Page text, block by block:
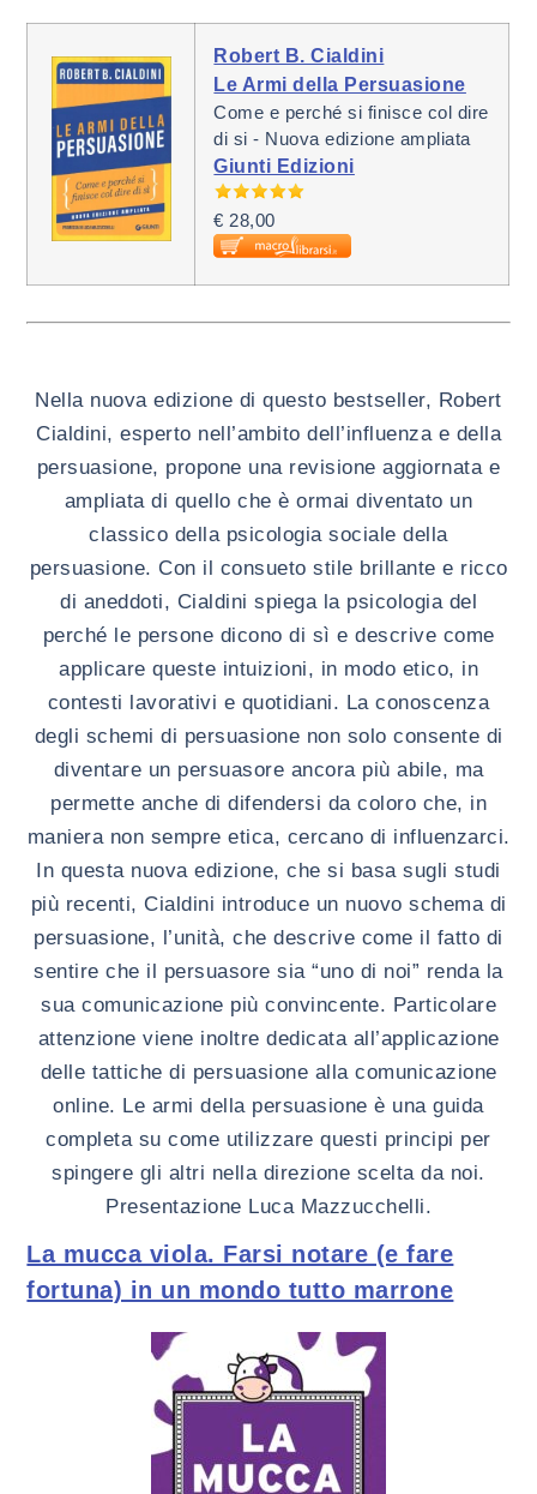
Robert B. Cialdini
Le Armi della Persuasione
Come e perché si finisce col dire
di si - Nuova edizione ampliata
Giunti Edizioni
€ 28,00
Nella nuova edizione di questo bestseller, Robert
Cialdini, esperto nell’ambito dell’influenza e della
persuasione, propone una revisione aggiornata e
ampliata di quello che è ormai diventato un
classico della psicologia sociale della
persuasione. Con il consueto stile brillante e ricco
di aneddoti, Cialdini spiega la psicologia del
perché le persone dicono di sì e descrive come
applicare queste intuizioni, in modo etico, in
contesti lavorativi e quotidiani. La conoscenza
degli schemi di persuasione non solo consente di
diventare un persuasore ancora più abile, ma
permette anche di difendersi da coloro che, in
maniera non sempre etica, cercano di influenzarci.
In questa nuova edizione, che si basa sugli studi
più recenti, Cialdini introduce un nuovo schema di
persuasione, l’unità, che descrive come il fatto di
sentire che il persuasore sia “uno di noi” renda la
sua comunicazione più convincente. Particolare
attenzione viene inoltre dedicata all’applicazione
delle tattiche di persuasione alla comunicazione
online. Le armi della persuasione è una guida
completa su come utilizzare questi principi per
spingere gli altri nella direzione scelta da noi.
Presentazione Luca Mazzucchelli.
La mucca viola. Farsi notare (e fare
fortuna) in un mondo tutto marrone